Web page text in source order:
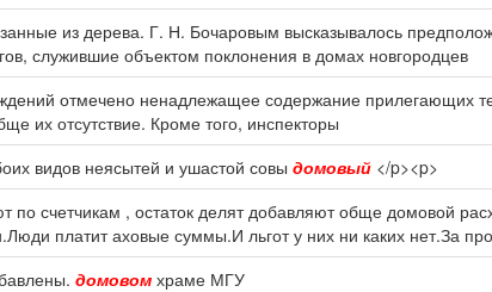
из дерева. Г. Н. Бочаровым высказывалось
служившие объектом поклонения в домах новгородцев
отмечено ненадлежащее содержание прилегающих
их отсутствие. Кроме того, инспекторы
видов неясытей и ушастой совы домовый </p><p>
по счетчикам , остаток делят добавляют обще домовой
платит аховые суммы.И льгот у них ни каких нет.За
домовом храме МГУ